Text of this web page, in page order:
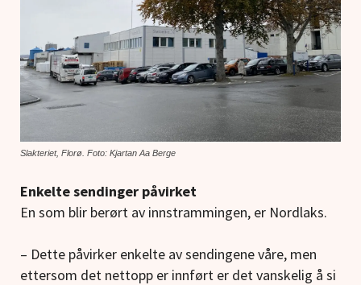
Slakteriet, Florø. Foto: Kjartan Aa Berge
Enkelte sendinger påvirket
En som blir berørt av innstrammingen, er Nordlaks.
– Dette påvirker enkelte av sendingene våre, men
ettersom det nettopp er innført er det vanskelig å si